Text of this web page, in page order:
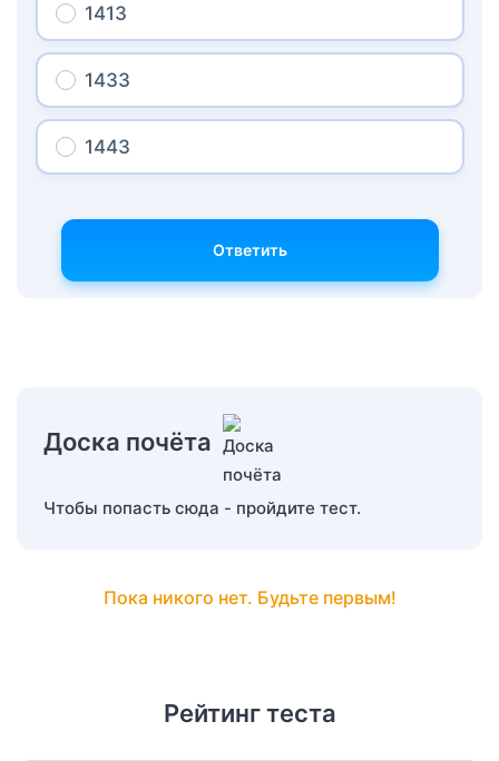
1413
1433
1443
Ответить
Доска почёта
Чтобы попасть сюда - пройдите тест.
Пока никого нет. Будьте первым!
Рейтинг теста